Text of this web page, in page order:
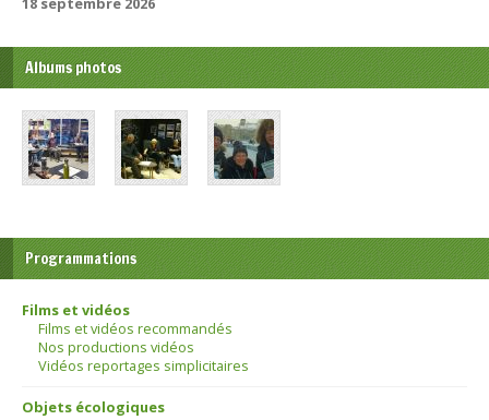
Albums photos
Programmations
Films et vidéos
Films et vidéos recommandés
Nos productions vidéos
Vidéos reportages simplicitaires
Objets écologiques